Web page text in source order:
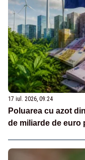
17 iul. 2026, 09:24
Poluarea cu azot
de miliarde de euro